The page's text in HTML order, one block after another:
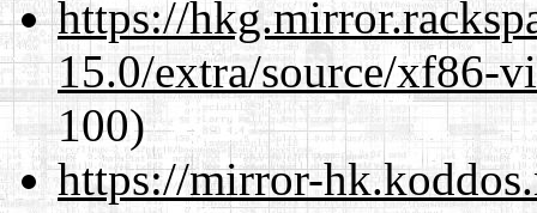
https://
15.0/extra/source/xf86-
100)
https://mirror-